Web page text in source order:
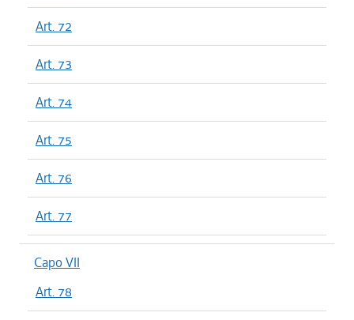
Art. 72
Art. 73
Art. 74
Art. 75
Art. 76
Art. 77
Capo VII
Art. 78